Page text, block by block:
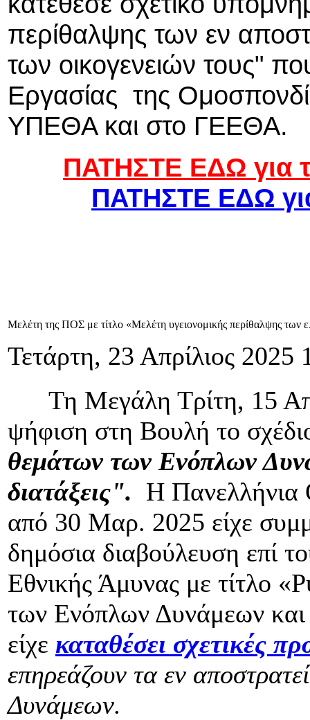
περίθαλψης των εν
των οικογενειών τους"
Εργασίας της
ΥΠΕΘΑ και στο ΓΕΕΘΑ.
ΠΑΤΗΣΤΕ ΕΔΩ για
ΠΑΤΗΣΤΕ ΕΔΩ
Μελέτη της ΠΟΣ με τίτλο «Μελέτη υγειονομικής περίθαλψης των
Τετάρτη, 23 Απρίλιος 2025
Τη Μεγάλη Τρίτη, 15
ψήφιση στη Βουλή το
θεμάτων των Ενόπλων
διατάξεις". Η Πανελλήνια
από 30 Μαρ. 2025 είχε
δημόσια διαβούλευση επί
Εθνικής Άμυνας με τίτλο
των Ενόπλων Δυνάμεων και
είχε καταθέσει σχετικές
επηρεάζουν τα εν
Δυνάμεων.